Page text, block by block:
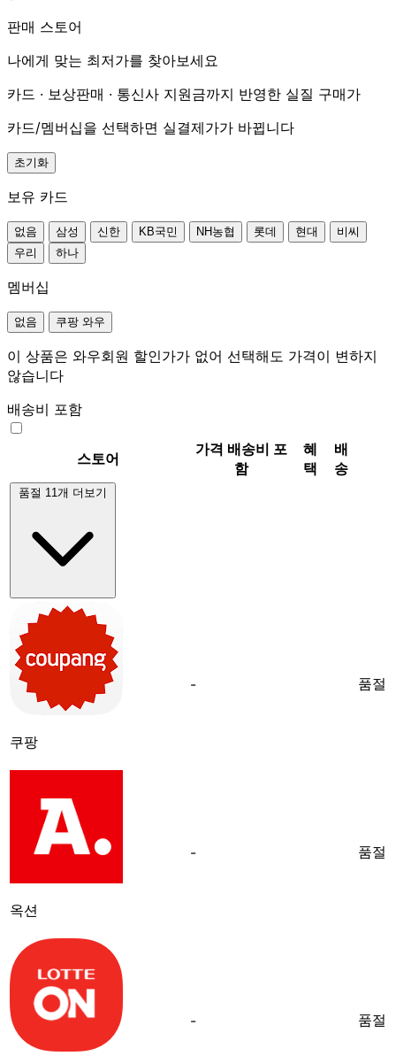
판매 스토어
나에게 맞는 최저가를 찾아보세요
카드 · 보상판매 · 통신사 지원금까지 반영한 실질 구매가
카드/멤버십을 선택하면 실결제가가 바뀝니다
초기화
보유 카드
없음 삼성 신한 KB국민 NH농협 롯데 현대
비씨
우리
하나
멤버십
없음 쿠팡 와우
이 상품은 와우회원 할인가가 없어 선택해도 가격이 변하지
않습니다
배송비 포함
스토어
가격 배송비 포
함
혜
택
배
송
품절 11개 더보기
쿠팡
- 품절
옥션
- 품절
- 품절